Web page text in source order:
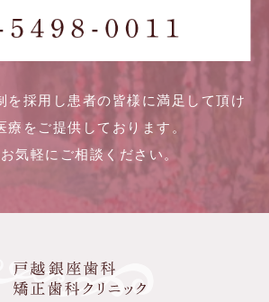
を採用し患者の皆様に満足して頂け
療をご提供しております。
気軽にご相談ください。